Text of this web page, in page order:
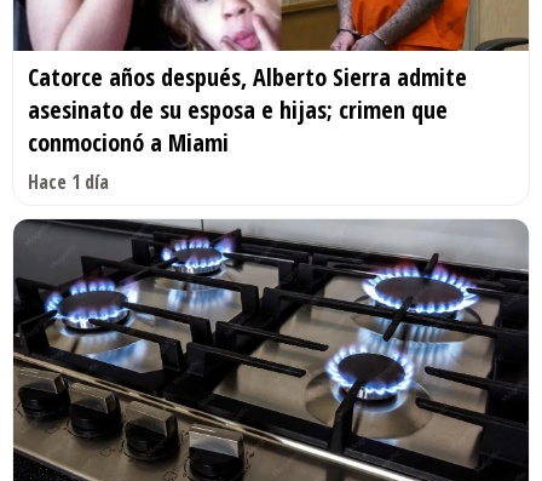
Catorce años después, Alberto Sierra admite
asesinato de su esposa e hijas; crimen que
conmocionó a Miami
Hace 1 día